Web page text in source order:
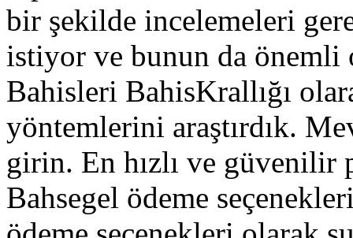
bir şekilde incelemeleri
istiyor ve bunun da önemli
Bahisleri BahisKrallığı
yöntemlerini araştırdık.
girin. En hızlı ve güvenilir
Bahsegel ödeme